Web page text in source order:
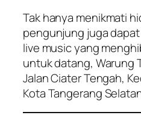
Tak hanya menikmati
pengunjung juga
live music yang
untuk datang, Warung
Jalan Ciater Tengah,
Kota Tangerang